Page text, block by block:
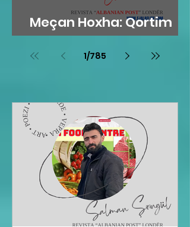
Meçan Hoxha: Qortim
me dashuri
1/785